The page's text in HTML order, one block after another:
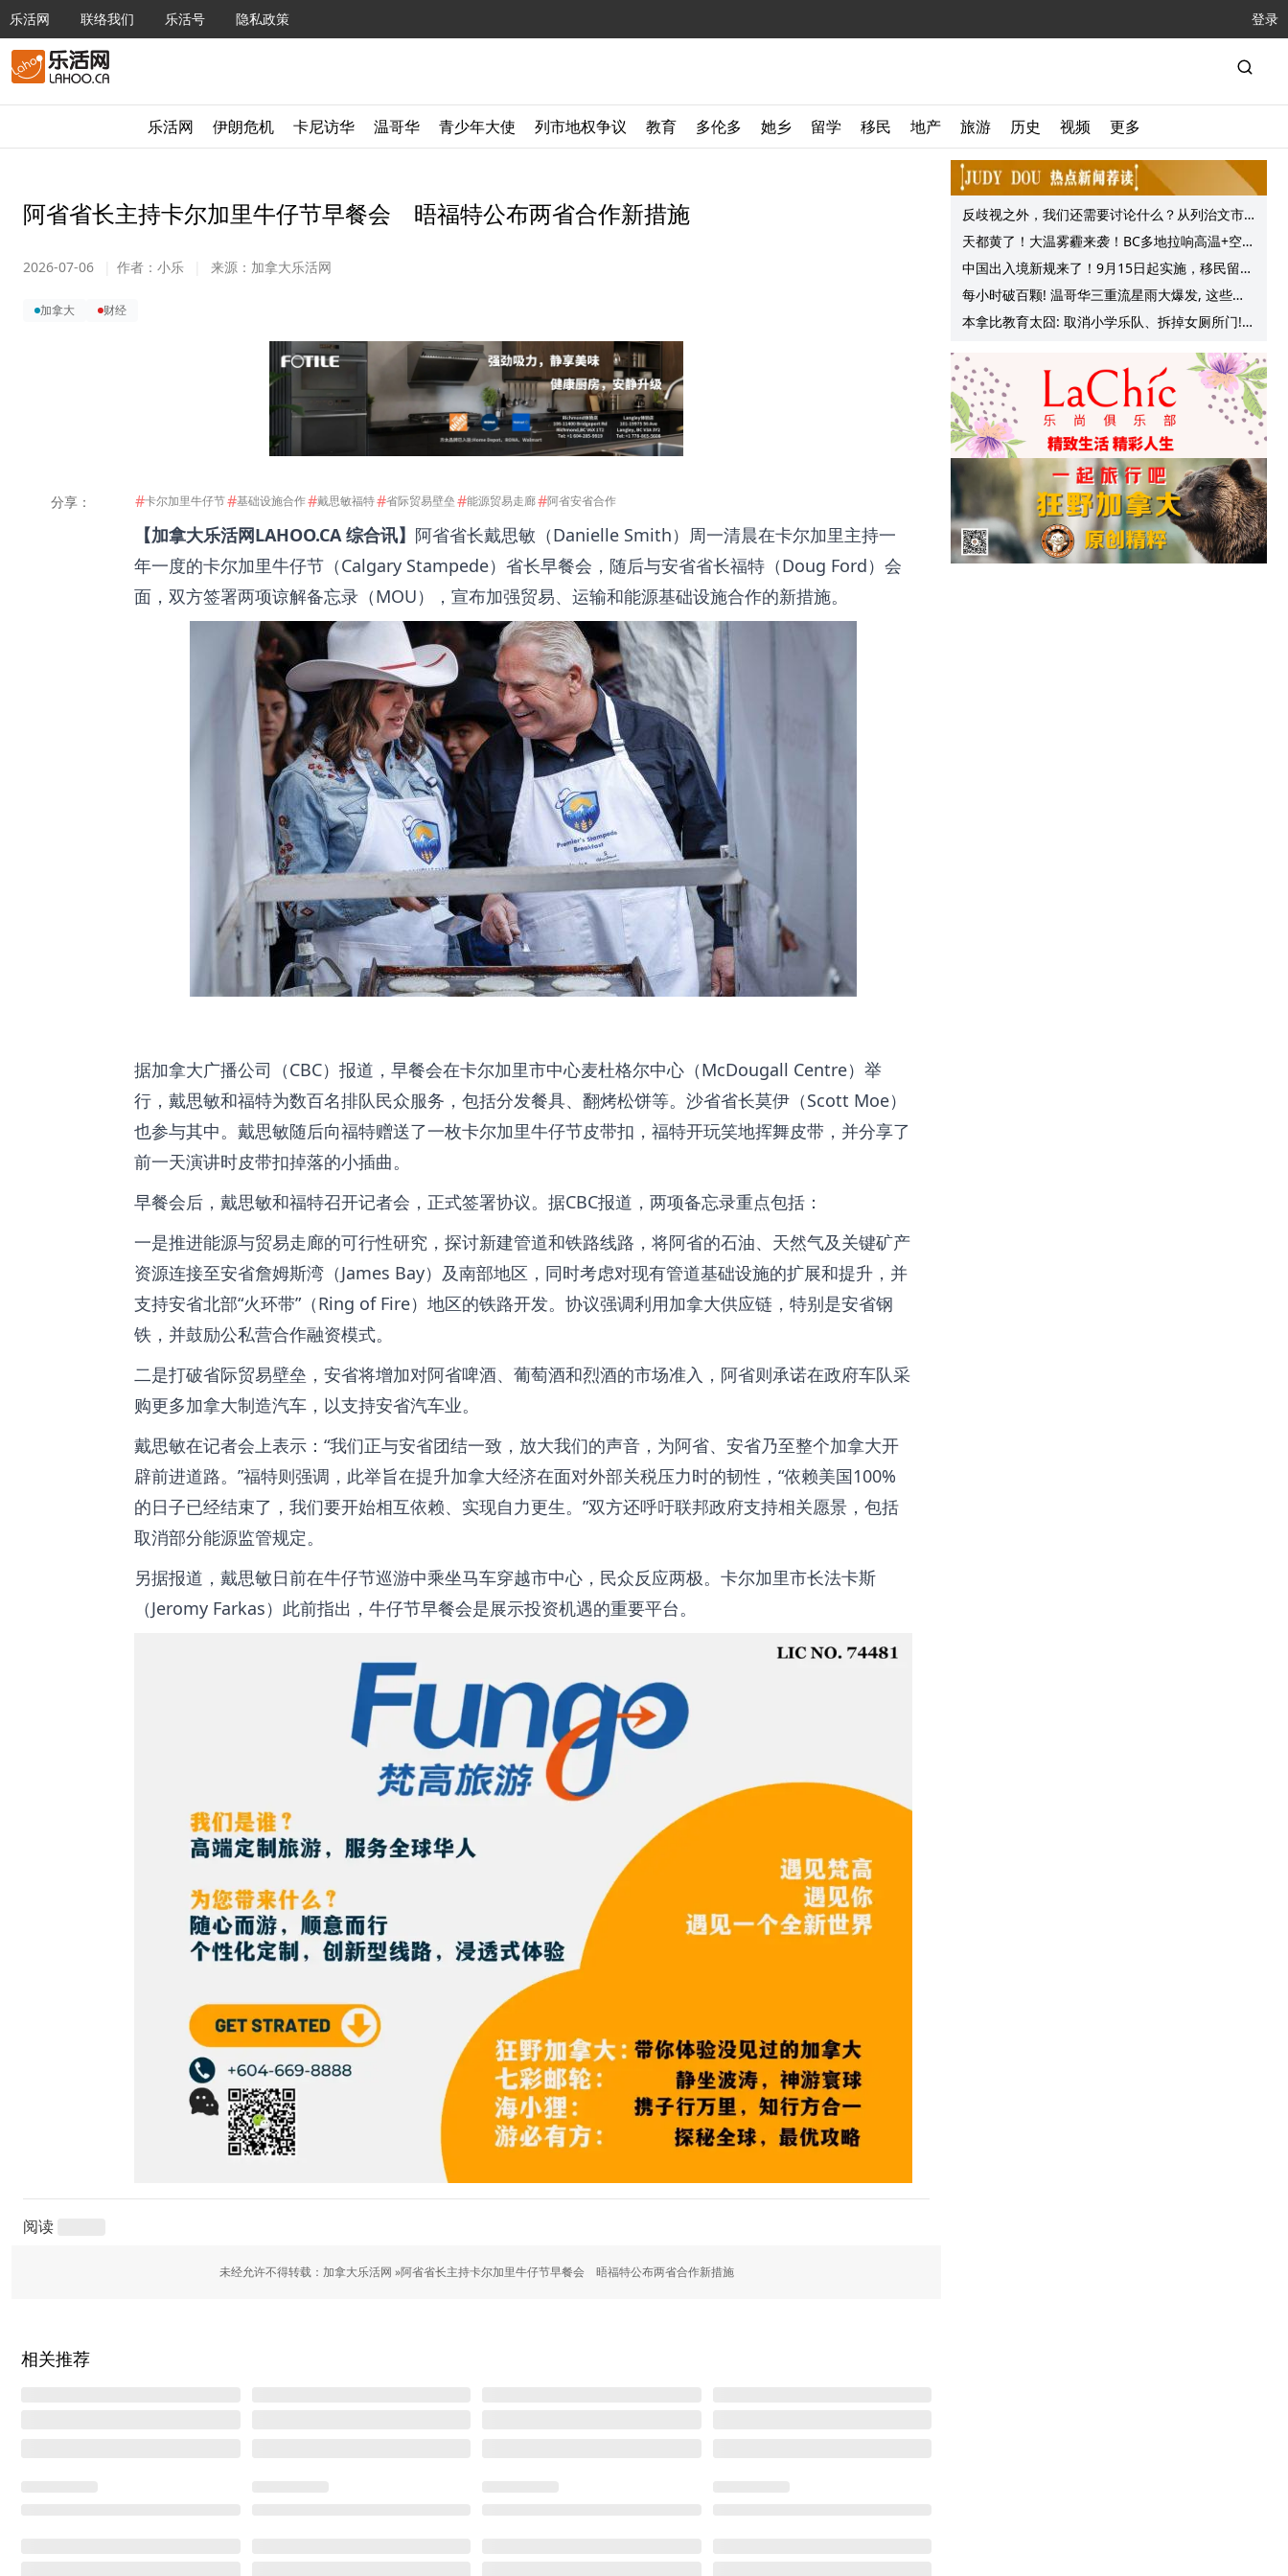
乐活网 联络我们 乐活号 隐私政策 登录
乐活网 伊朗危机 卡尼访华 温哥华 青少年大使 列市地权争议 教育 多伦多 她乡 留学 移民 地产 旅游 历史 视频 更多
阿省省长主持卡尔加里牛仔节早餐会 晤福特公布两省合作新措施
2026-07-06 作者： 小乐 来源： 加拿大乐活网
加拿大 财经
分享： #卡尔加里牛仔节#基础设施合作#戴思敏福特#省际贸易壁垒#能源贸易走廊#阿省安省合作
【加拿大乐活网LAHOO.CA 综合讯】 阿省省长戴思敏（Danielle Smith）周一清晨在卡尔加里主持一
年一度的卡尔加里牛仔节（Calgary Stampede）省长早餐会，随后与安省省长福特（Doug Ford）会
面，双方签署两项谅解备忘录（MOU），宣布加强贸易、运输和能源基础设施合作的新措施。
据加拿大广播公司（CBC）报道，早餐会在卡尔加里市中心麦杜格尔中心（McDougall Centre）举
行，戴思敏和福特为数百名排队民众服务，包括分发餐具、翻烤松饼等。沙省省长莫伊（Scott Moe）
也参与其中。戴思敏随后向福特赠送了一枚卡尔加里牛仔节皮带扣，福特开玩笑地挥舞皮带，并分享了
前一天演讲时皮带扣掉落的小插曲。
早餐会后，戴思敏和福特召开记者会，正式签署协议。据CBC报道，两项备忘录重点包括：
一是推进能源与贸易走廊的可行性研究，探讨新建管道和铁路线路，将阿省的石油、天然气及关键矿产
资源连接至安省詹姆斯湾（James Bay）及南部地区，同时考虑对现有管道基础设施的扩展和提升，并
支持安省北部“火环带”（Ring of Fire）地区的铁路开发。协议强调利用加拿大供应链，特别是安省钢
铁，并鼓励公私营合作融资模式。
二是打破省际贸易壁垒，安省将增加对阿省啤酒、葡萄酒和烈酒的市场准入，阿省则承诺在政府车队采
购更多加拿大制造汽车，以支持安省汽车业。
戴思敏在记者会上表示：“我们正与安省团结一致，放大我们的声音，为阿省、安省乃至整个加拿大开
辟前进道路。”福特则强调，此举旨在提升加拿大经济在面对外部关税压力时的韧性，“依赖美国100%
的日子已经结束了，我们要开始相互依赖、实现自力更生。”双方还呼吁联邦政府支持相关愿景，包括
取消部分能源监管规定。
另据报道，戴思敏日前在牛仔节巡游中乘坐马车穿越市中心，民众反应两极。卡尔加里市长法卡斯
（Jeromy Farkas）此前指出，牛仔节早餐会是展示投资机遇的重要平台。
阅读
未经允许不得转载：加拿大乐活网 »阿省省长主持卡尔加里牛仔节早餐会 晤福特公布两省合作新措施
相关推荐
反歧视之外，我们还需要讨论什么？从列治文市
议会一项动议谈起
天都黄了！大温雾霾来袭！BC多地拉响高温+空气
质量预警 最高可达35°C！
中国出入境新规来了！9月15日起实施，移民留学
中介迎来最强监管！
每小时破百颗! 温哥华三重流星雨大爆发, 这些最
佳观赏地点提前收藏!
本拿比教育太囧: 取消小学乐队、拆掉女厕所门!